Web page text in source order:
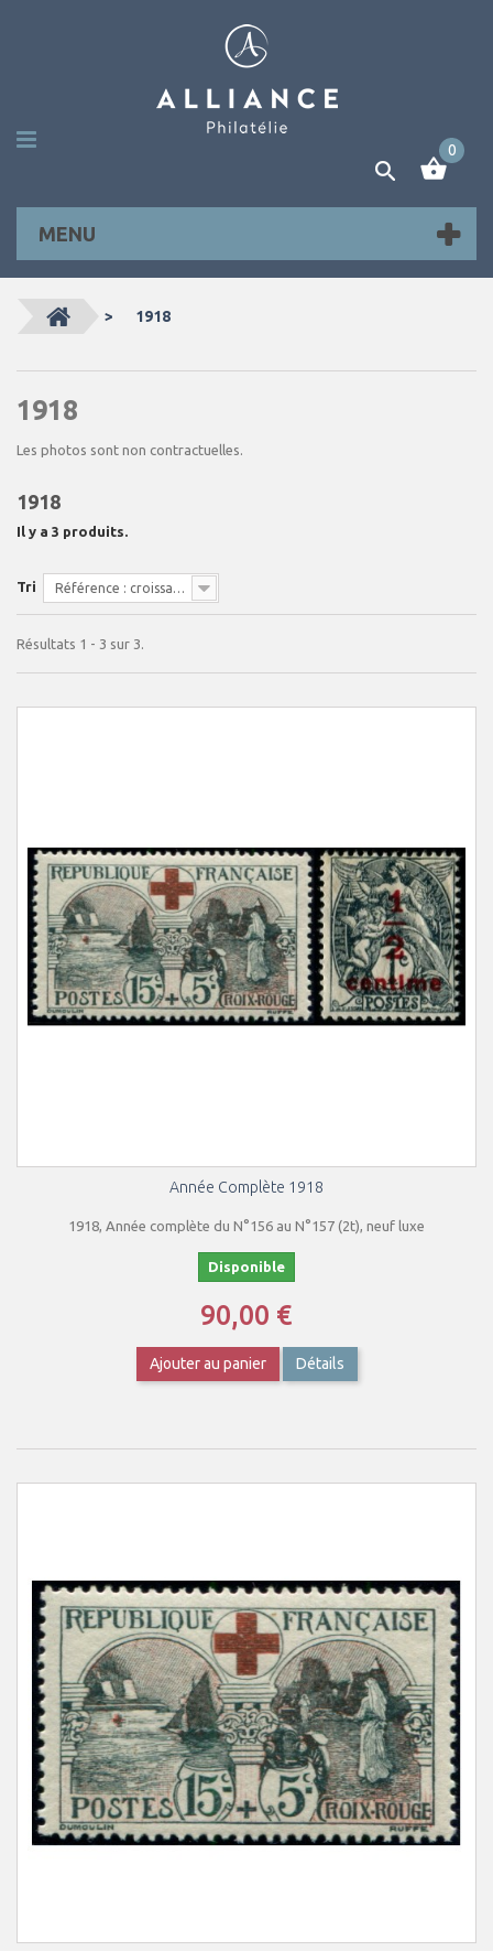
0
MENU
> 1918
1918
Les photos sont non contractuelles.
1918
Il y a 3 produits.
Tri Référence : croissante
Résultats 1 - 3 sur 3.
Année Complète 1918
1918, Année complète du N°156 au N°157 (2t), neuf luxe
Disponible
90,00 €
Ajouter au panier Détails